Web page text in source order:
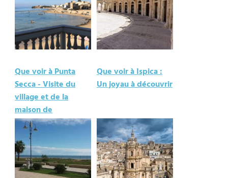
Que voir à Punta
Secca - Visite du
village et de la
maison de
Montalbano
Que voir à Ispica :
Un joyau à découvrir